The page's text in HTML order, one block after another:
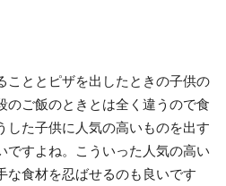
こととピザを出したときの子供の
のご飯のときとは全く違うので食
した子供に人気の高いものを出す
ですよね。こういった人気の高い
な食材を忍ばせるのも良いです